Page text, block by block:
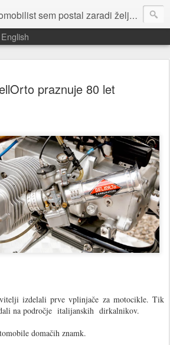
postal zaradi želje po potovanju in dejavnosti v prostem času." Baron Anton Codelli
English
praznuje 80 let
izdelali prve vplinjače za motocikle. Tik
na področje italijanskih dirkalnikov.
domačih znamk.